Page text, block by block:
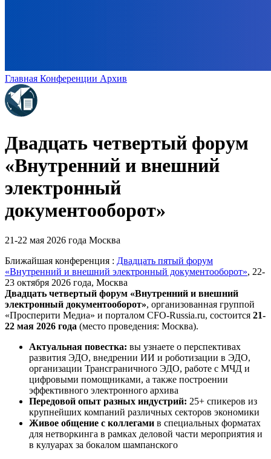
Главная Конференции Архив
Двадцать четвертый форум
«Внутренний и внешний
электронный
документооборот»
21-22 мая 2026 года Москва
Ближайшая конференция : Двадцать пятый форум
«Внутренний и внешний электронный документооборот», 22-
23 октября 2026 года, Москва
Двадцать четвертый форум «Внутренний и внешний
электронный документооборот», организованная группой
«Просперити Медиа» и порталом CFO-Russia.ru, состоится 21-
22 мая 2026 года (место проведения: Москва).
Актуальная повестка: вы узнаете о перспективах
развития ЭДО, внедрении ИИ и роботизации в ЭДО,
организации Трансграничного ЭДО, работе с МЧД и
цифровыми помощниками, а также построении
эффективного электронного архива
Передовой опыт разных индустрий: 25+ спикеров из
крупнейших компаний различных секторов экономики
Живое общение с коллегами в специальных форматах
для нетворкинга в рамках деловой части мероприятия и
в кулуарах за бокалом шампанского